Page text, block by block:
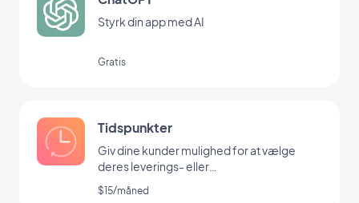
Styrk din app med AI
Gratis
Tidspunkter
Giv dine kunder mulighed for at vælge
deres leverings- eller
afhentningstidspunkt
$15/måned